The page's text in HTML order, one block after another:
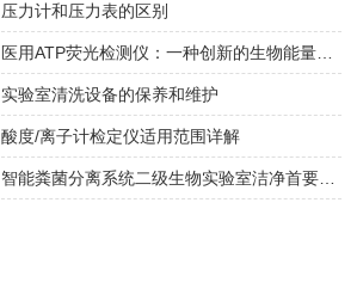
压力计和压力表的区别
医用ATP荧光检测仪：一种创新的生物能量检测工具
实验室清洗设备的保养和维护
酸度/离子计检定仪适用范围详解
智能粪菌分离系统二级生物实验室洁净首要选择